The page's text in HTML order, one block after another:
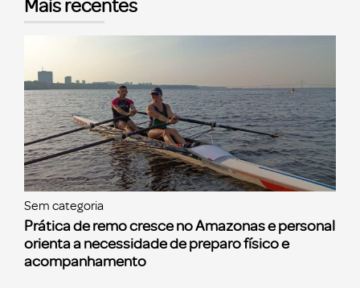
Mais recentes
Sem categoria
Prática de remo cresce no Amazonas e personal
orienta a necessidade de preparo físico e
acompanhamento